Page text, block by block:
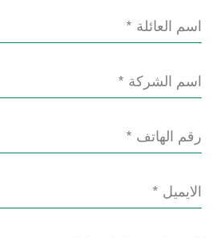
اسم العائلة *
اسم الشركة *
رقم الهاتف *
الايميل *